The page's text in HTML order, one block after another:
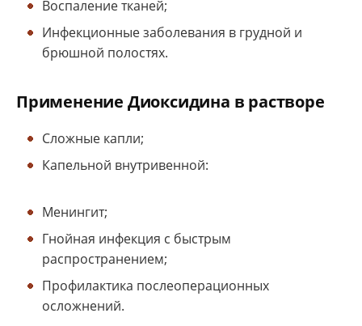
Воспаление тканей;
Инфекционные заболевания в грудной и
брюшной полостях.
Применение Диоксидина в растворе
Сложные капли;
Капельной внутривенной:
Менингит;
Гнойная инфекция с быстрым
распространением;
Профилактика послеоперационных
осложнений.